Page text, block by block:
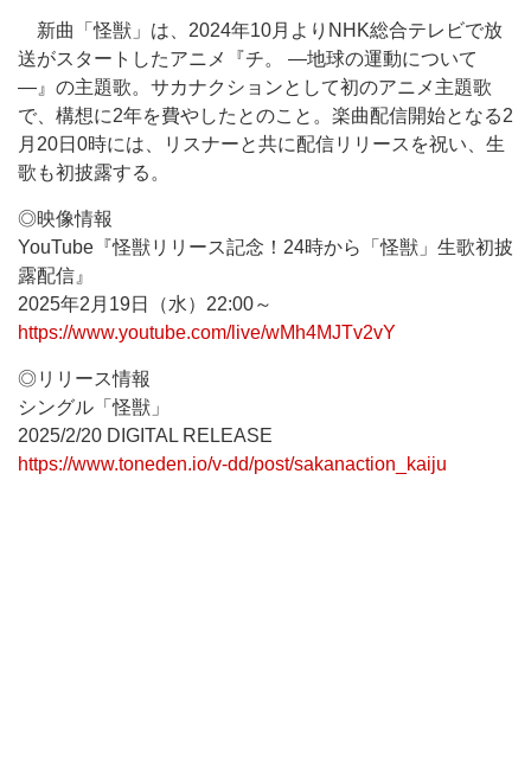
新曲「怪獣」は、2024年10月よりNHK総合テレビで放
送がスタートしたアニメ『チ。 ―地球の運動について
―』の主題歌。サカナクションとして初のアニメ主題歌
で、構想に2年を費やしたとのこと。楽曲配信開始となる2
月20日0時には、リスナーと共に配信リリースを祝い、生
歌も初披露する。
◎映像情報
YouTube『怪獣リリース記念！24時から「怪獣」生歌初披
露配信』
2025年2月19日（水）22:00～
https://www.youtube.com/live/wMh4MJTv2vY
◎リリース情報
シングル「怪獣」
2025/2/20 DIGITAL RELEASE
https://www.toneden.io/v-dd/post/sakanaction_kaiju